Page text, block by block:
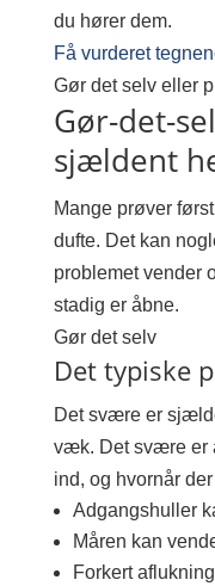
du hører dem.
Få vurderet
Gør det selv eller
Gør-det-
sjældent
Mange prøver
dufte. Det kan
problemet vender
stadig er åbne.
Gør det selv
Det typiske
Det svære er
væk. Det svære er
ind, og hvornår
Adgangshuller
Måren kan
Forkert